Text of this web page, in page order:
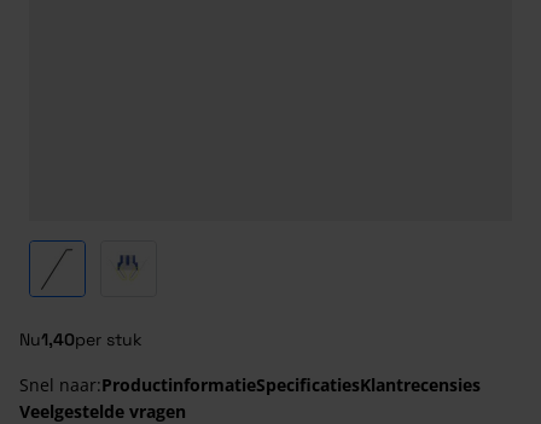
View larger imageView larger image
Nu1,40per stuk
Snel naar:ProductinformatieSpecificatiesKlantrecensies
Veelgestelde vragen